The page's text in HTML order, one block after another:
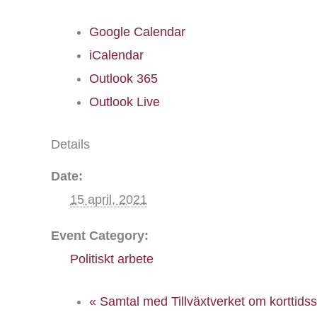
Google Calendar
iCalendar
Outlook 365
Outlook Live
Details
Date:
15 april, 2021
Event Category:
Politiskt arbete
« Samtal med Tillväxtverket om